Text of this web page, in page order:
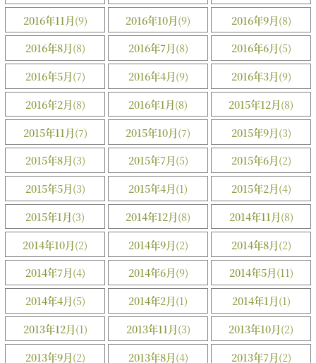
2016年11月(9) 2016年10月(9) 2016年9月(8)
2016年8月(8) 2016年7月(8) 2016年6月(5)
2016年5月(7) 2016年4月(9) 2016年3月(9)
2016年2月(8) 2016年1月(8) 2015年12月(8)
2015年11月(7) 2015年10月(7) 2015年9月(3)
2015年8月(3) 2015年7月(5) 2015年6月(2)
2015年5月(3) 2015年4月(1) 2015年2月(4)
2015年1月(3) 2014年12月(8) 2014年11月(8)
2014年10月(2) 2014年9月(2) 2014年8月(2)
2014年7月(4) 2014年6月(9) 2014年5月(11)
2014年4月(5) 2014年2月(1) 2014年1月(1)
2013年12月(1) 2013年11月(3) 2013年10月(2)
2013年9月(2) 2013年8月(4) 2013年7月(2)